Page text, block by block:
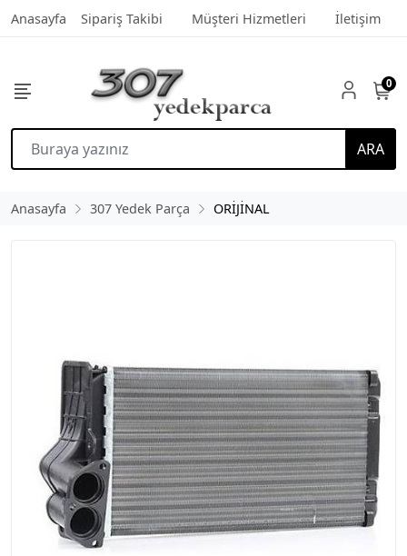
Anasayfa Sipariş Takibi Müşteri Hizmetleri İletişim
ARA
0
Anasayfa 307 Yedek Parça ORİJİNAL